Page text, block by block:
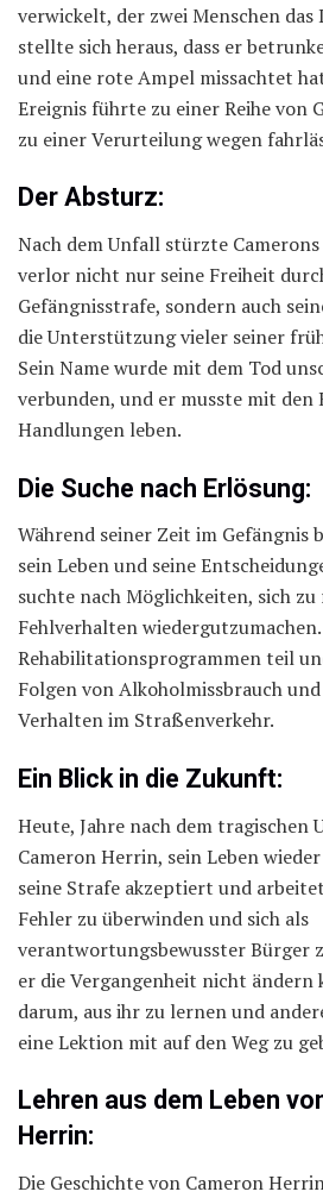
verwickelt, der zwei Menschen das
stellte sich heraus, dass er
und eine rote Ampel missachtet
Ereignis führte zu einer Reihe von
zu einer Verurteilung wegen
Der Absturz:
Nach dem Unfall stürzte
verlor nicht nur seine Freiheit
Gefängnisstrafe, sondern auch
die Unterstützung vieler seiner
Sein Name wurde mit dem Tod
verbunden, und er musste mit den
Handlungen leben.
Die Suche nach Erlösung:
Während seiner Zeit im Gefängnis
sein Leben und seine
suchte nach Möglichkeiten, sich
Fehlverhalten
Rehabilitationsprogrammen teil
Folgen von Alkoholmissbrauch
Verhalten im Straßenverkehr.
Ein Blick in die Zukunft:
Heute, Jahre nach dem tragischen
Cameron Herrin, sein Leben
seine Strafe akzeptiert und
Fehler zu überwinden und sich als
verantwortungsbewusster Bürger
er die Vergangenheit nicht ändern
darum, aus ihr zu lernen und
eine Lektion mit auf den Weg zu
Lehren aus dem Leben
Herrin:
Die Geschichte von Cameron